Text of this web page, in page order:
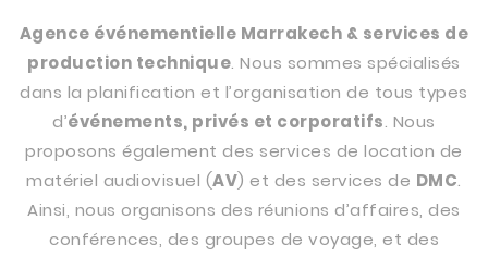
Agence événementielle Marrakech & services de
production technique. Nous sommes spécialisés
dans la planification et l’organisation de tous types
d’événements, privés et corporatifs. Nous
proposons également des services de location de
matériel audiovisuel (AV) et des services de DMC.
Ainsi, nous organisons des réunions d’affaires, des
conférences, des groupes de voyage, et des